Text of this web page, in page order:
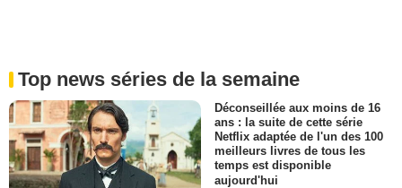
Top news séries de la semaine
Déconseillée aux moins de 16
ans : la suite de cette série
Netflix adaptée de l'un des 100
meilleurs livres de tous les
temps est disponible
aujourd'hui